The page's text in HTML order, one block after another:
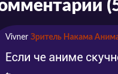
Vivner Зритель Накама
Если че аниме